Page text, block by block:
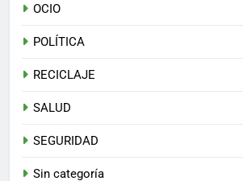
OCIO
POLÍTICA
RECICLAJE
SALUD
SEGURIDAD
Sin categoría